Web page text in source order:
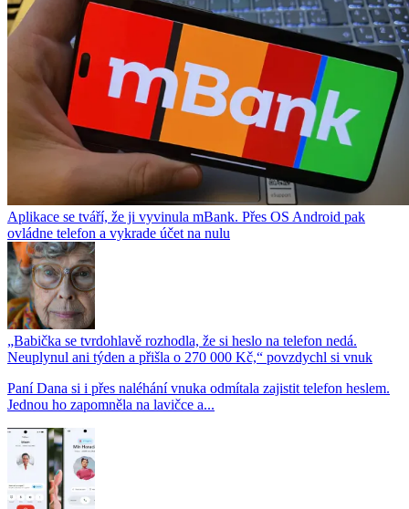
Aplikace se tváří, že ji vyvinula mBank. Přes OS Android pak
ovládne telefon a vykrade účet na nulu
„Babička se tvrdohlavě rozhodla, že si heslo na telefon nedá.
Neuplynul ani týden a přišla o 270 000 Kč,“ povzdychl si vnuk
Paní Dana si i přes naléhání vnuka odmítala zajistit telefon heslem.
Jednou ho zapomněla na lavičce a...